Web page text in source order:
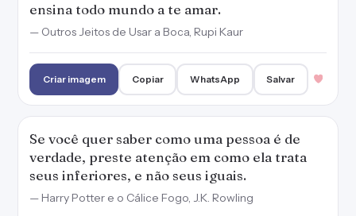
ensina todo mundo a te amar.
— Outros Jeitos de Usar a Boca, Rupi Kaur
Criar imagem Copiar WhatsApp Salvar
Se você quer saber como uma pessoa é de
verdade, preste atenção em como ela trata
seus inferiores, e não seus iguais.
— Harry Potter e o Cálice Fogo, J.K. Rowling